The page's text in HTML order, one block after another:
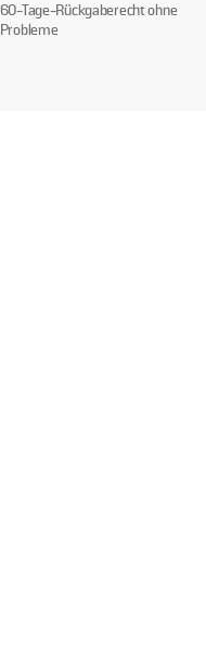
60-Tage-Rückgaberecht ohne
Probleme